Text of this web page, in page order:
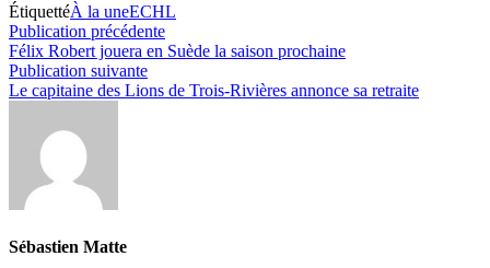
ÉtiquettéÀ la uneECHL
Navigation
de
l’article
Publication précédentePublication
précédente :
Félix Robert jouera en Suède la saison prochaine
Publication suivantePublication
suivante :
Le capitaine des Lions de Trois-Rivières annonce sa retraite
Sébastien Matte